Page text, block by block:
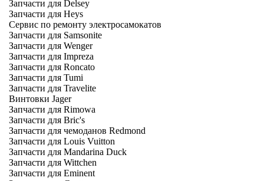
Запчасти для Delsey
Запчасти для Heys
Сервис по ремонту электросамокатов
Запчасти для Samsonite
Запчасти для Wenger
Запчасти для Impreza
Запчасти для Roncato
Запчасти для Tumi
Запчасти для Travelite
Винтовки Jager
Запчасти для Rimowa
Запчасти для Bric's
Запчасти для чемоданов Redmond
Запчасти для Louis Vuitton
Запчасти для Mandarina Duck
Запчасти для Wittchen
Запчасти для Eminent